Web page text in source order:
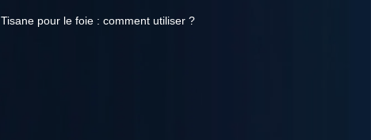
Tisane pour le foie : comment utiliser ?